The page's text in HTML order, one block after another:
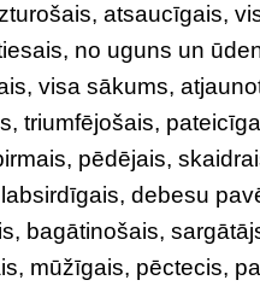
atsaucīgais,
no uguns un
visa sākums,
triumfējošais,
pēdējais,
debesu
bagātinošais,
mūžīgais, pēctecis,